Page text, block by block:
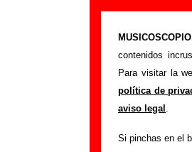
contenidos
Para visitar la
política de
aviso legal .
Si pinchas en el
Me
Portada >Me
Si tienes
siguiente
colaboración.
Nombre: